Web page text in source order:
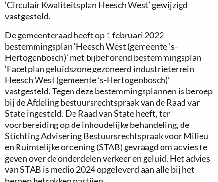
‘Circulair Kwaliteitsplan Heesch West’ gewijzigd
vastgesteld.
De gemeenteraad heeft op 1 februari 2022
bestemmingsplan ‘Heesch West (gemeente ’s-
Hertogenbosch)’ met bijbehorend bestemmingsplan
‘Facetplan geluidszone gezoneerd industrieterrein
Heesch West (gemeente ’s-Hertogenbosch)’
vastgesteld. Tegen deze bestemmingsplannen is beroep
bij de Afdeling bestuursrechtspraak van de Raad van
State ingesteld. De Raad van State heeft, ter
voorbereiding op de inhoudelijke behandeling, de
Stichting Advisering Bestuursrechtspraak voor Milieu
en Ruimtelijke ordening (STAB) gevraagd om advies te
geven over de onderdelen verkeer en geluid. Het advies
van STAB is medio 2024 opgeleverd aan alle bij het